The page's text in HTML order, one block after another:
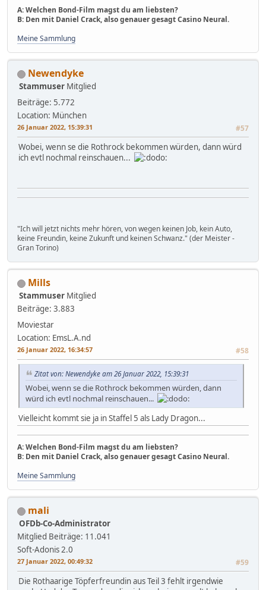
A: Welchen Bond-Film magst du am liebsten?
B: Den mit Daniel Crack, also genauer gesagt Casino Neural.
Meine Sammlung
Newendyke
Stammuser Mitglied
Beiträge: 5.772
Location: München
26 Januar 2022, 15:39:31 #57
Wobei, wenn se die Rothrock bekommen würden, dann würd
ich evtl nochmal reinschauen...
"Ich will jetzt nichts mehr hören, von wegen keinen Job, kein Auto,
keine Freundin, keine Zukunft und keinen Schwanz." (der Meister -
Gran Torino)
Mills
Stammuser Mitglied
Beiträge: 3.883
Moviestar
Location: EmsL.A.nd
26 Januar 2022, 16:34:57 #58
Zitat von: Newendyke am 26 Januar 2022, 15:39:31
Wobei, wenn se die Rothrock bekommen würden, dann
würd ich evtl nochmal reinschauen...
Vielleicht kommt sie ja in Staffel 5 als Lady Dragon...
A: Welchen Bond-Film magst du am liebsten?
B: Den mit Daniel Crack, also genauer gesagt Casino Neural.
Meine Sammlung
mali
OFDb-Co-Administrator
Mitglied Beiträge: 11.041
Soft-Adonis 2.0
27 Januar 2022, 00:49:32 #59
Die Rothaarige Töpferfreundin aus Teil 3 fehlt irgendwie